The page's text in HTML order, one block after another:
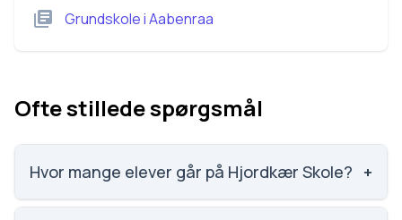
GrundskoleiAabenraa
Ofte stillede spørgsmål
Hvor mange elever går på Hjordkær Skole? +
Hjordkær Skole har 246 elever, hvilket gør den til